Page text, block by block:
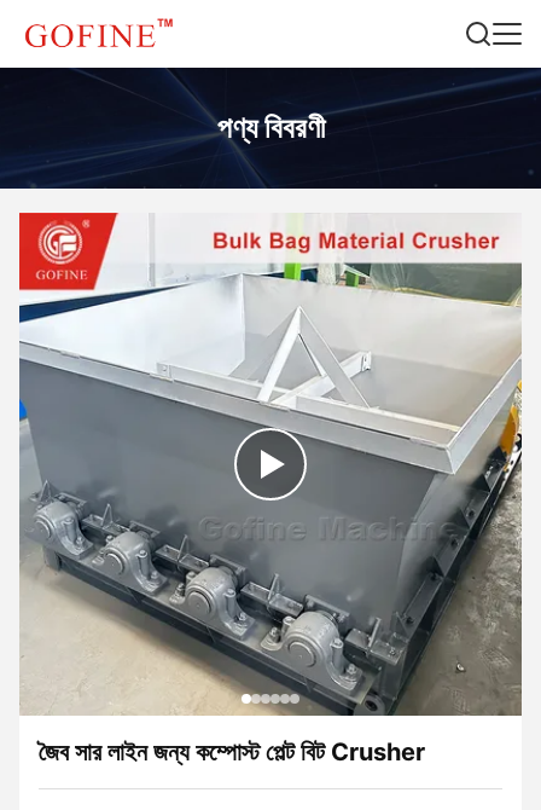
পণ্য বিবরণী
জৈব সার লাইন জন্য কম্পোস্ট পেল্ট বিট Crusher